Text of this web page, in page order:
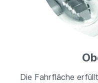
Die Fahrfläche